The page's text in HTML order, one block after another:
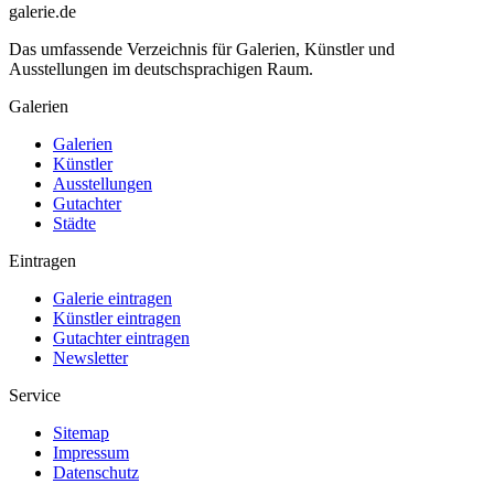
galerie.de
Das umfassende Verzeichnis für Galerien, Künstler und
Ausstellungen im deutschsprachigen Raum.
Galerien
Galerien
Künstler
Ausstellungen
Gutachter
Städte
Eintragen
Galerie eintragen
Künstler eintragen
Gutachter eintragen
Newsletter
Service
Sitemap
Impressum
Datenschutz